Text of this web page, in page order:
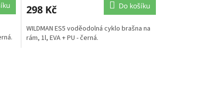
298 Kč Do košíku
WILDMAN ES5 voděodolná cyklo brašna na
rám, 1l, EVA + PU - černá.